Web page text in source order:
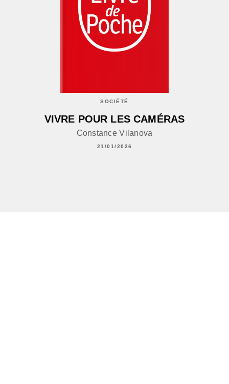
SOCIÉTÉ
VIVRE POUR LES CAMÉRAS
Constance Vilanova
21/01/2026